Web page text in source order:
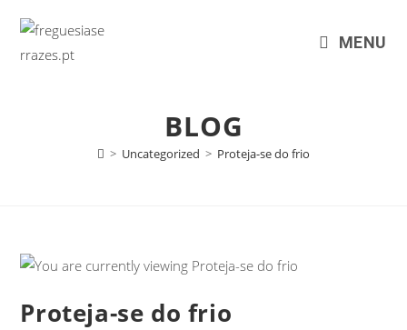
MENU
BLOG
> Uncategorized > Proteja-se do frio
Proteja-se do frio